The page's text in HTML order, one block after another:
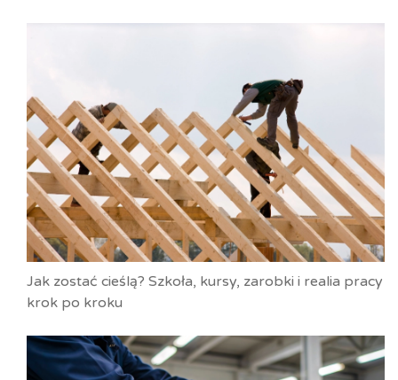
Jak zostać cieślą? Szkoła, kursy, zarobki i realia pracy
krok po kroku